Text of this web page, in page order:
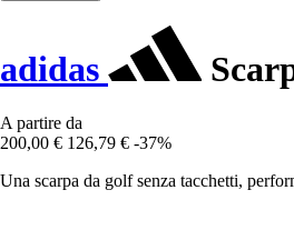
adidas
A partire da
200,00 € 126,79 € -37%
Una scarpa da golf senza tacchetti,